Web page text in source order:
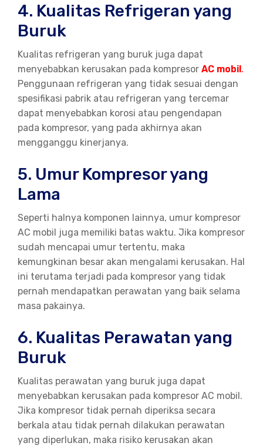
4. Kualitas Refrigeran yang
Buruk
Kualitas refrigeran yang buruk juga dapat
menyebabkan kerusakan pada kompresor AC mobil.
Penggunaan refrigeran yang tidak sesuai dengan
spesifikasi pabrik atau refrigeran yang tercemar
dapat menyebabkan korosi atau pengendapan
pada kompresor, yang pada akhirnya akan
mengganggu kinerjanya.
5. Umur Kompresor yang
Lama
Seperti halnya komponen lainnya, umur kompresor
AC mobil juga memiliki batas waktu. Jika kompresor
sudah mencapai umur tertentu, maka
kemungkinan besar akan mengalami kerusakan. Hal
ini terutama terjadi pada kompresor yang tidak
pernah mendapatkan perawatan yang baik selama
masa pakainya.
6. Kualitas Perawatan yang
Buruk
Kualitas perawatan yang buruk juga dapat
menyebabkan kerusakan pada kompresor AC mobil.
Jika kompresor tidak pernah diperiksa secara
berkala atau tidak pernah dilakukan perawatan
yang diperlukan, maka risiko kerusakan akan